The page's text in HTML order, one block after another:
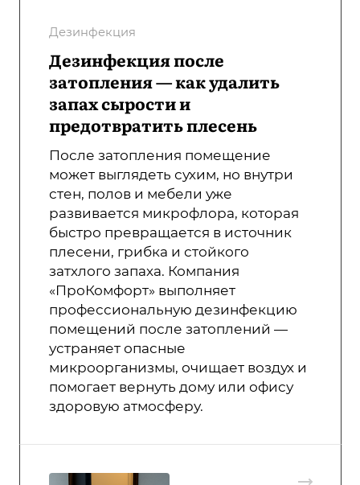
Дезинфекция
Дезинфекция после
затопления — как удалить
запах сырости и
предотвратить плесень
После затопления помещение
может выглядеть сухим, но внутри
стен, полов и мебели уже
развивается микрофлора, которая
быстро превращается в источник
плесени, грибка и стойкого
затхлого запаха. Компания
«ПроКомфорт» выполняет
профессиональную дезинфекцию
помещений после затоплений —
устраняет опасные
микроорганизмы, очищает воздух и
помогает вернуть дому или офису
здоровую атмосферу.